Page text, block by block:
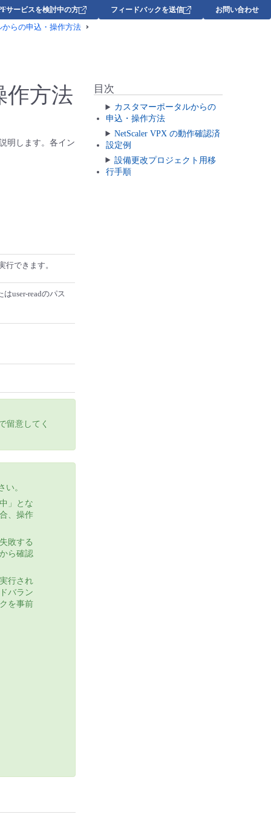
サービスを検討中の方 フィードバックを送信 お問い合わせ
らの申込・操作方法
作方法
明します。各イン
行できます。
user-readのパス
留意してく
い。
」とな
、操作
敗する
ら確認
行され
バラン
を事前
目次
カスタマーポータルからの
申込・操作方法
NetScaler VPX の動作確認済
設定例
設備更改プロジェクト用移
行手順